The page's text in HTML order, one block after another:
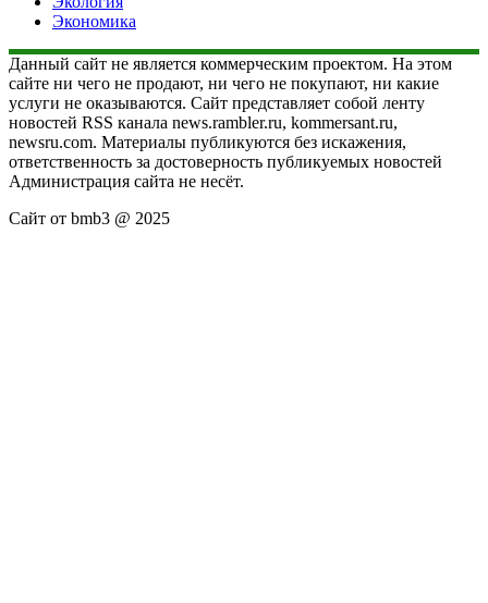
Экономика
Данный сайт не является коммерческим проектом. На этом
сайте ни чего не продают, ни чего не покупают, ни какие
услуги не оказываются. Сайт представляет собой ленту
новостей RSS канала news.rambler.ru, kommersant.ru,
newsru.com. Материалы публикуются без искажения,
ответственность за достоверность публикуемых новостей
Администрация сайта не несёт.
Сайт от bmb3 @ 2025